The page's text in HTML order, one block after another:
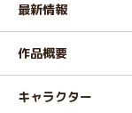
最新情報
作品概要
キャラクター